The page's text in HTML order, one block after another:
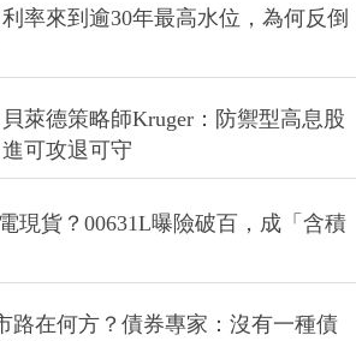
率來到逾30年最高水位，為何反倒
萊德策略師Kruger：防禦型高息股
可攻退可守
現貨？00631L曝險破百，成「含積
路在何方？債券專家：沒有一種債